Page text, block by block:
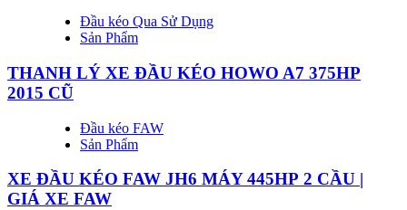
Đầu kéo Qua Sử Dụng
Sản Phẩm
THANH LÝ XE ĐẦU KÉO HOWO A7 375HP
2015 CŨ
Đầu kéo FAW
Sản Phẩm
XE ĐẦU KÉO FAW JH6 MÁY 445HP 2 CẦU |
GIÁ XE FAW